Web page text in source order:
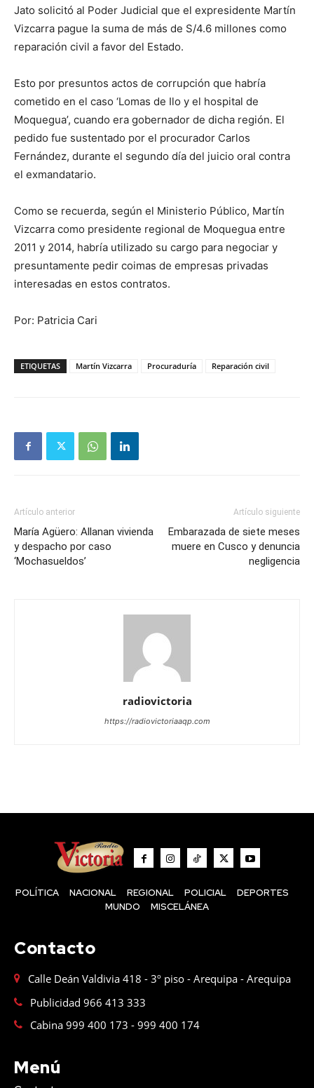
Jato solicitó al Poder Judicial que el expresidente Martín
Vizcarra pague la suma de más de S/4.6 millones como
reparación civil a favor del Estado.
Esto por presuntos actos de corrupción que habría
cometido en el caso ‘Lomas de Ilo y el hospital de
Moquegua’, cuando era gobernador de dicha región. El
pedido fue sustentado por el procurador Carlos
Fernández, durante el segundo día del juicio oral contra
el exmandatario.
Como se recuerda, según el Ministerio Público, Martín
Vizcarra como presidente regional de Moquegua entre
2011 y 2014, habría utilizado su cargo para negociar y
presuntamente pedir coimas de empresas privadas
interesadas en estos contratos.
Por: Patricia Cari
ETIQUETAS Martín Vizcarra Procuraduría Reparación civil
Artículo anterior
María Agüero: Allanan vivienda
y despacho por caso
‘Mochasueldos’
Artículo siguiente
Embarazada de siete meses
muere en Cusco y denuncia
negligencia
radiovictoria
https://radiovictoriaaqp.com
POLÍTICA NACIONAL REGIONAL POLICIAL
DEPORTES
MUNDO
MISCELÁNEA
Contacto
Calle Deán Valdivia 418 - 3º piso - Arequipa - Arequipa
Publicidad 966 413 333
Cabina 999 400 173 - 999 400 174
Menú